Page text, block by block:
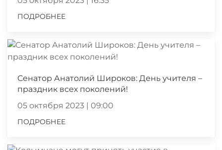
ПОДРОБНЕЕ
Сенатор Анатолий Широков: День учителя –
праздник всех поколений!
05 октября 2023 | 09:00
ПОДРОБНЕЕ